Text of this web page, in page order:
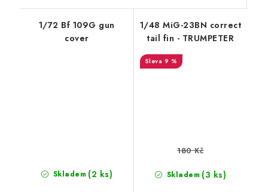
1/72 Bf 109G gun
cover
Skladem (2 ks)
1/48 MiG-23BN correct
tail fin - TRUMPETER
9 %
Skladem (3 ks)
180 Kč